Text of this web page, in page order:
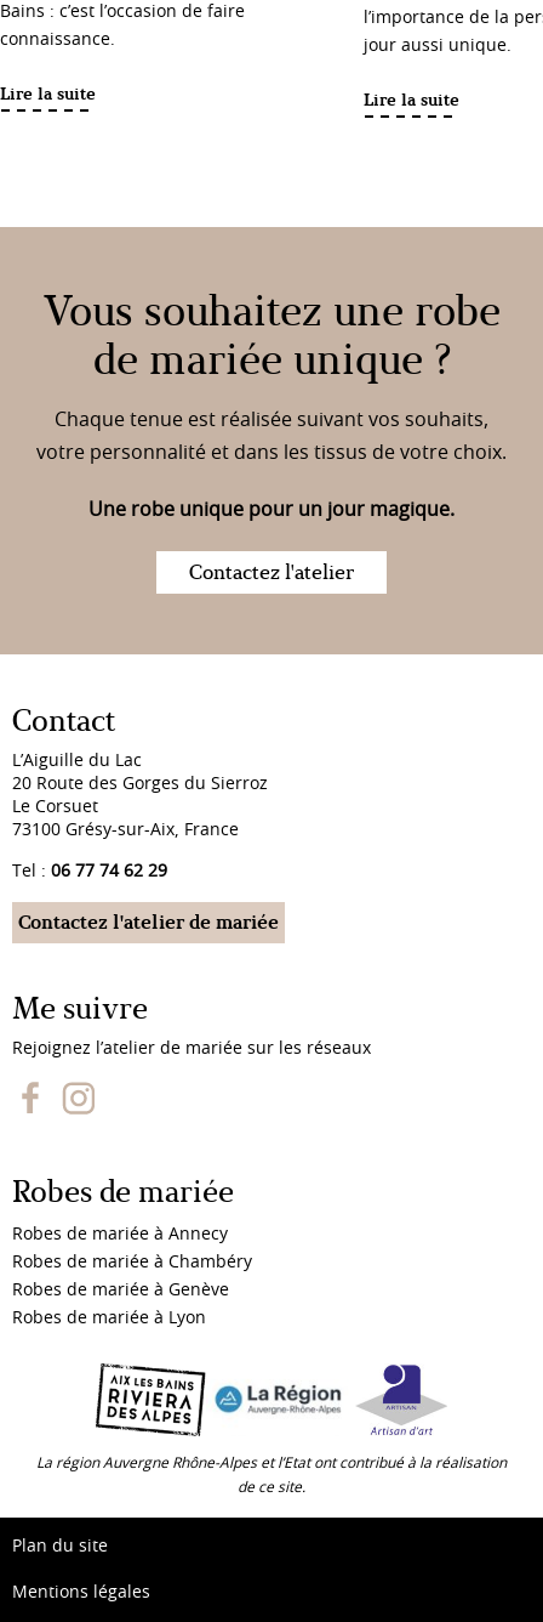
Bains : c’est l’occasion de faire
connaissance.
Lire la suite
l’importance de la
jour aussi unique.
Lire la suite
Vous souhaitez une robe
de mariée unique ?
Chaque tenue est réalisée suivant vos souhaits,
votre personnalité et dans les tissus de votre choix.
Une robe unique pour un jour magique.
Contactez l'atelier
Contact
L’Aiguille du Lac
20 Route des Gorges du Sierroz
Le Corsuet
73100 Grésy-sur-Aix, France
Tel : 06 77 74 62 29
Contactez l'atelier de mariée
Me suivre
Rejoignez l’atelier de mariée sur les réseaux
Robes de mariée
Robes de mariée à Annecy
Robes de mariée à Chambéry
Robes de mariée à Genève
Robes de mariée à Lyon
La région Auvergne Rhône-Alpes et l’Etat ont contribué à la réalisation
de ce site.
Plan du site
Mentions légales